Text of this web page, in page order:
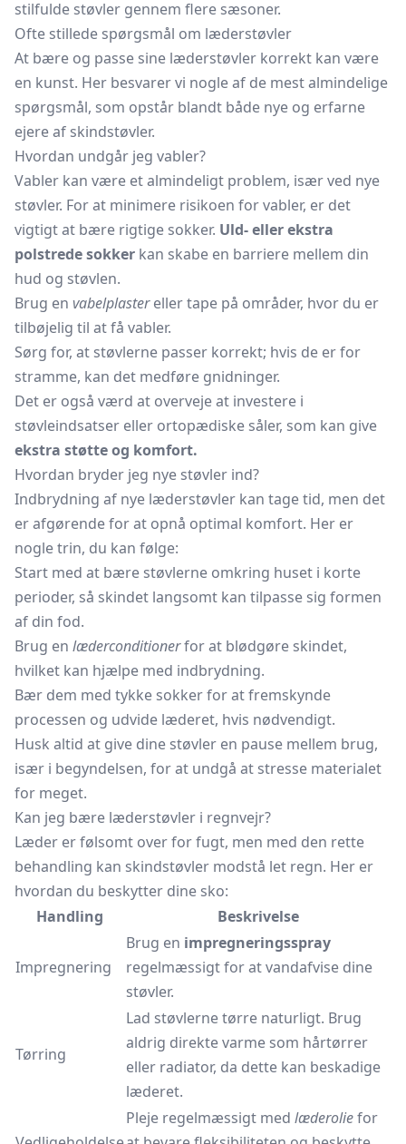
stilfulde støvler gennem flere sæsoner.
Ofte stillede spørgsmål om læderstøvler
At bære og passe sine læderstøvler korrekt kan være
en kunst. Her besvarer vi nogle af de mest almindelige
spørgsmål, som opstår blandt både nye og erfarne
ejere af skindstøvler.
Hvordan undgår jeg vabler?
Vabler kan være et almindeligt problem, især ved nye
støvler. For at minimere risikoen for vabler, er det
vigtigt at bære rigtige sokker. Uld- eller ekstra
polstrede sokker kan skabe en barriere mellem din
hud og støvlen.
Brug en vabelplastereller tape på områder, hvor du er
tilbøjelig til at få vabler.
Sørg for, at støvlerne passer korrekt; hvis de er for
stramme, kan det medføre gnidninger.
Det er også værd at overveje at investere i
støvleindsatser eller ortopædiske såler, som kan give
ekstra støtte og komfort.
Hvordan bryder jeg nye støvler ind?
Indbrydning af nye læderstøvler kan tage tid, men det
er afgørende for at opnå optimal komfort. Her er
nogle trin, du kan følge:
Start med at bære støvlerne omkring huset i korte
perioder, så skindet langsomt kan tilpasse sig formen
af din fod.
Brug en læderconditionerfor at blødgøre skindet,
hvilket kan hjælpe med indbrydning.
Bær dem med tykke sokker for at fremskynde
processen og udvide læderet, hvis nødvendigt.
Husk altid at give dine støvler en pause mellem brug,
især i begyndelsen, for at undgå at stresse materialet
for meget.
Kan jeg bære læderstøvler i regnvejr?
Læder er følsomt over for fugt, men med den rette
behandling kan skindstøvler modstå let regn. Her er
hvordan du beskytter dine sko:
Handling
Beskrivelse
Impregnering
Brug en impregneringsspray
regelmæssigt for at vandafvise dine
støvler.
Tørring
Lad støvlerne tørre naturligt. Brug
aldrig direkte varme som hårtørrer
eller radiator, da dette kan beskadige
læderet.
Pleje regelmæssigt med læderoliefor